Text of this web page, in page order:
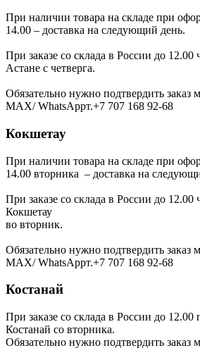
При наличии товара на складе при
14.00 – доставка на следующий день.
При заказе со склада в России до 12.00
Астане с четверга.
Обязательно нужно подтвердить заказ
МАХ/ WhatsAppт.+7 707 168 92-68
Кокшетау
При наличии товара на складе при
14.00 вторника – доставка на
При заказе со склада в России до 12.00
Кокшетау
во вторник.
Обязательно нужно подтвердить заказ
МАХ/ WhatsAppт.+7 707 168 92-68
Костанай
При заказе со склада в России до
Костанай со вторника.
Обязательно нужно подтвердить заказ